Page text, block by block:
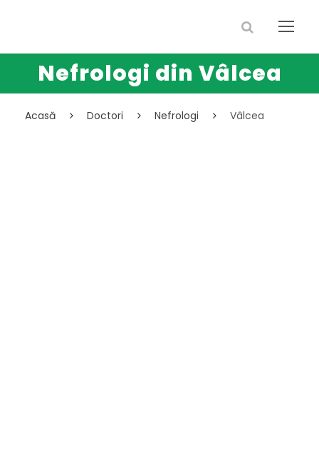
Nefrologi din Vâlcea
Acasă Doctori Nefrologi Vâlcea